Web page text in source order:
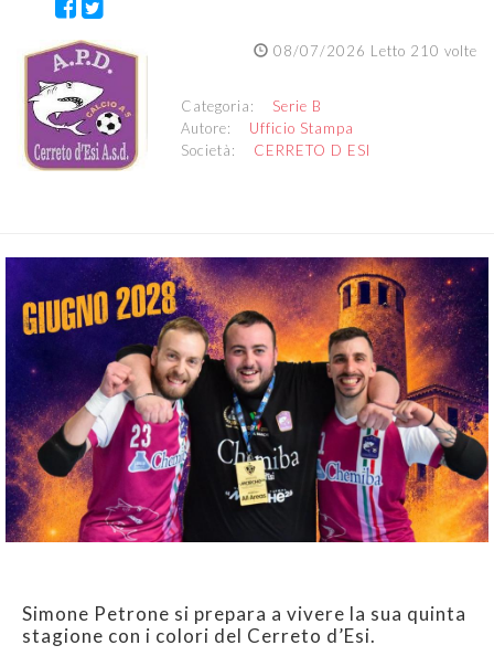
08/07/2026 Letto 210 volte
Categoria: Serie B
Autore: Ufficio Stampa
Società: CERRETO D ESI
Simone Petrone si prepara a vivere la sua quinta
stagione con i colori del Cerreto d’Esi.